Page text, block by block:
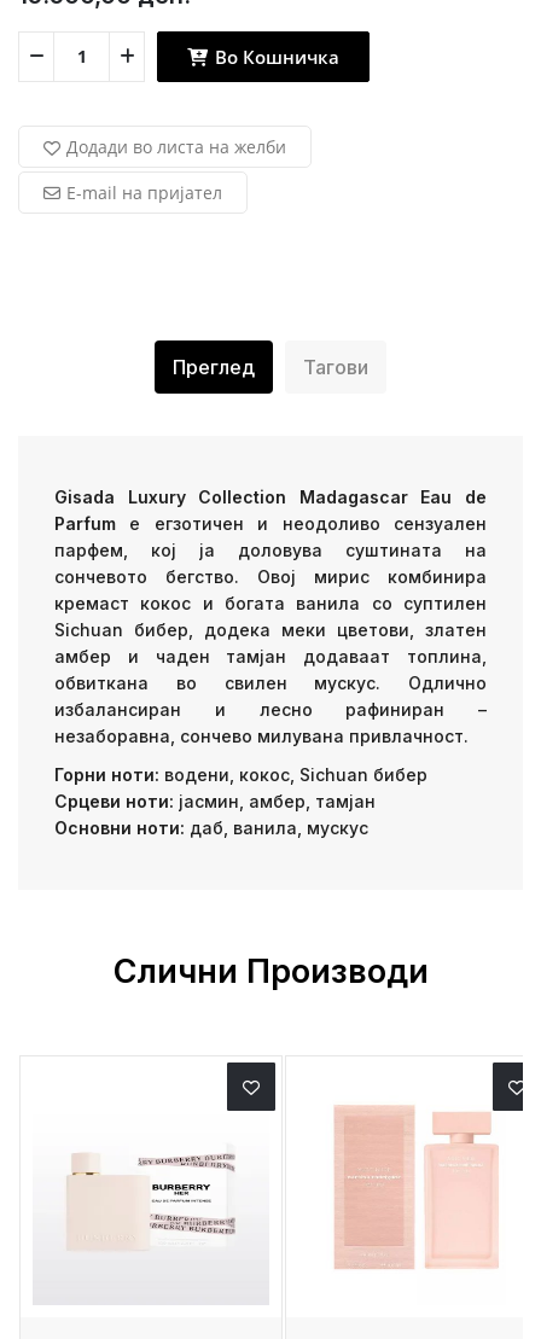
Во Кошничка
Додади во листа на желби
E-mail на пријател
Преглед Тагови
Gisada Luxury Collection Madagascar Eau de
Parfum е егзотичен и неодоливо сензуален
парфем, кој ја доловува суштината на
сончевото бегство. Овој мирис комбинира
кремаст кокос и богата ванила со суптилен
Sichuan бибер, додека меки цветови, златен
амбер и чаден тамјан додаваат топлина,
обвиткана во свилен мускус. Одлично
избалансиран и лесно рафиниран –
незаборавна, сончево милувана привлачност.
Горни ноти: водени, кокос, Sichuan бибер
Срцеви ноти: јасмин, амбер, тамјан
Основни ноти: даб, ванила, мускус
Слични Производи